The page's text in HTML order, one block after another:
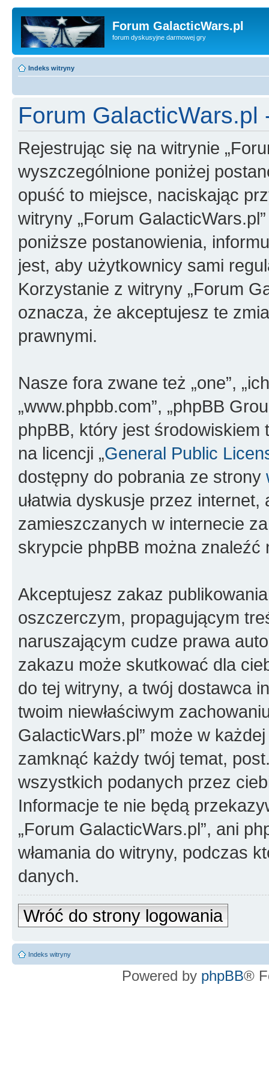
Forum GalacticWars.pl
forum dyskusyjne darmowej gry
Indeks witryny
Forum GalacticWars.pl
Rejestrując się na witrynie
wyszczególnione poniżej
opuść to miejsce, naciskając
witryny „Forum
poniższe postanowienia,
jest, aby użytkownicy sami
Korzystanie z witryny „Forum
oznacza, że akceptujesz te
prawnymi.
Nasze fora zwane też „one”,
„www.phpbb.com”, „phpBB
phpBB, który jest
na licencji „General Public
dostępny do pobrania ze strony
ułatwia dyskusje przez
zamieszczanych w internecie
skrypcie phpBB można
Akceptujesz zakaz
oszczerczym, propagującym
naruszającym cudze prawa
zakazu może skutkować dla
do tej witryny, a twój dostawca
twoim niewłaściwym
GalacticWars.pl” może w
zamknąć każdy twój temat,
wszystkich podanych przez
Informacje te nie będą
„Forum GalacticWars.pl”, ani
włamania do witryny, podczas
danych.
Wróć do strony logowania
Indeks witryny
Powered by phpBB®